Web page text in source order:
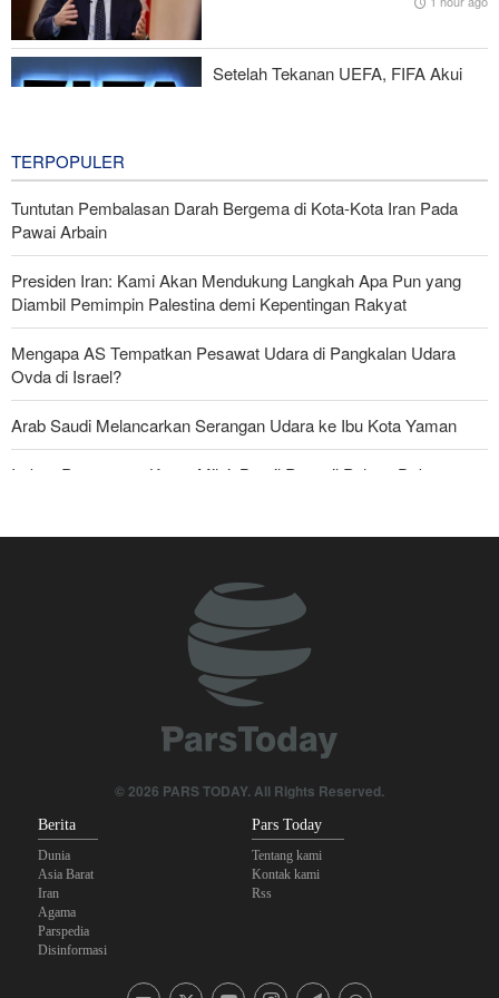
Yedioth Ahronoth: 170 Ribu Ajukan Terapi Jiwa, 66 Kasus Bunuh
Diri
Setelah Tekanan UEFA, FIFA Akui
TERPOPULER
Tuntutan Pembalasan Darah Bergema di Kota-Kota Iran Pada
Pawai Arbain
Presiden Iran: Kami Akan Mendukung Langkah Apa Pun yang
Diambil Pemimpin Palestina demi Kepentingan Rakyat
Mengapa AS Tempatkan Pesawat Udara di Pangkalan Udara
Ovda di Israel?
Arab Saudi Melancarkan Serangan Udara ke Ibu Kota Yaman
Imbas Pernyataan Kasar Milei; Brasil Panggil Pulang Dubes
Militer Yaman Serang Kapal Tanker Minyak Saudi
Tiga Tujuan AS di Balik Eskalasi, dan Mengapa Iran Tetap
Legislator Iran: AS Akan Segera Diusir dari Kawasan dan Semua
Pangkalan Terorisnya!
© 2026 PARS TODAY. All Rights Reserved.
Berita
Dunia
Asia Barat
Iran
Agama
Parspedia
Disinformasi
Pars Today
Tentang kami
Kontak kami
Rss